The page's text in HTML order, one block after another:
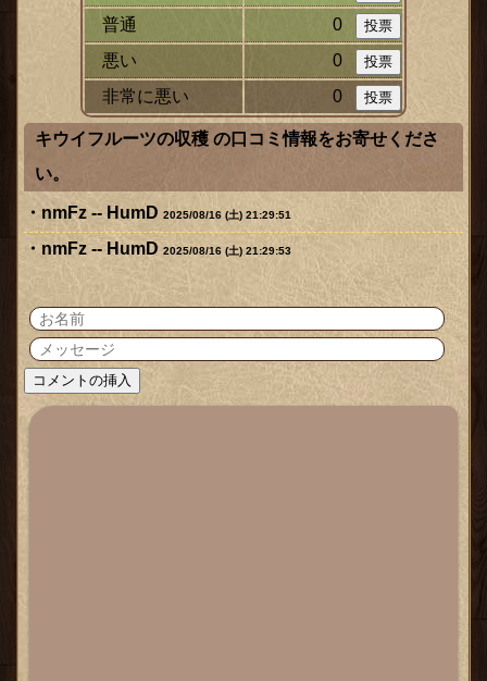
普通
0
悪い
0
非常に悪い
0
キウイフルーツの収穫 の口コミ情報をお寄せくださ
い。
nmFz -- HumD 2025/08/16 (土) 21:29:51
nmFz -- HumD 2025/08/16 (土) 21:29:53